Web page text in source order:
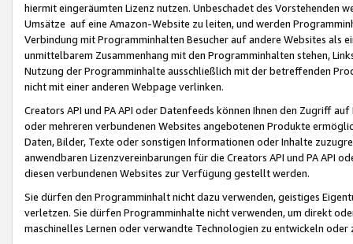
hiermit eingeräumten Lizenz nutzen. Unbeschadet des Vorstehenden
Umsätze auf eine Amazon-Website zu leiten, und werden
Verbindung mit Programminhalten Besucher auf andere Websites als
unmittelbarem Zusammenhang mit den Programminhalten stehen,
Nutzung der Programminhalte ausschließlich mit der betreffenden
nicht mit einer anderen Webpage verlinken.
Creators API und PA API oder Datenfeeds können Ihnen den Zugriff
oder mehreren verbundenen Websites angebotenen Produkte
Daten, Bilder, Texte oder sonstigen Informationen oder Inhalte
anwendbaren Lizenzvereinbarungen für die Creators API und PA API
diesen verbundenen Websites zur Verfügung gestellt werden.
Sie dürfen den Programminhalt nicht dazu verwenden, geistiges
verletzen. Sie dürfen Programminhalte nicht verwenden, um direkt
maschinelles Lernen oder verwandte Technologien zu entwickeln